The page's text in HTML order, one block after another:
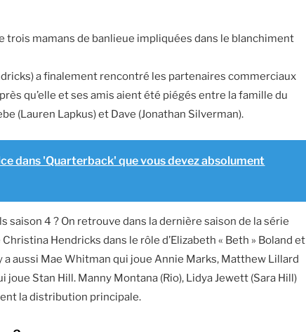
trois mamans de banlieue impliquées dans le blanchiment
a finalement rencontré les partenaires commerciaux
qu’elle et ses amis aient été piégés entre la famille du
(Lauren Lapkus) et Dave (Jonathan Silverman).
dans 'Quarterback' que vous devez absolument
saison 4 ? On retrouve dans la dernière saison de la série
Hendricks dans le rôle d’Elizabeth « Beth » Boland et
a aussi Mae Whitman qui joue Annie Marks, Matthew Lillard
joue Stan Hill. Manny Montana (Rio), Lidya Jewett (Sara Hill)
la distribution principale.